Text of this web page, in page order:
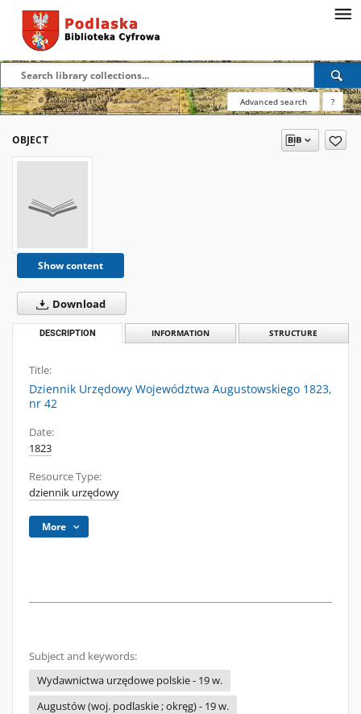
Advanced search ?
OBJECT
Show content
Download
DESCRIPTION INFORMATION STRUCTURE
Title:
Dziennik Urzędowy Województwa Augustowskiego 1823,
nr 42
Date:
1823
Resource Type:
dziennik urzędowy
More
Subject and keywords:
Wydawnictwa urzędowe polskie - 19 w.
Augustów (woj. podlaskie ; okręg) - 19 w.